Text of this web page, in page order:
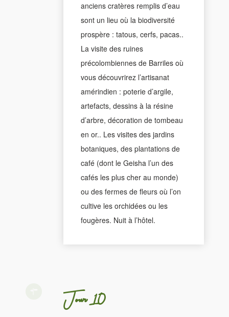
anciens cratères remplis d’eau
sont un lieu où la biodiversité
prospère : tatous, cerfs, pacas..
La visite des ruines
précolombiennes de Barriles où
vous découvrirez l’artisanat
amérindien : poterie d’argile,
artefacts, dessins à la résine
d’arbre, décoration de tombeau
en or.. Les visites des jardins
botaniques, des plantations de
café (dont le Geisha l’un des
cafés les plus cher au monde)
ou des fermes de fleurs où l’on
cultive les orchidées ou les
fougères. Nuit à l’hôtel.
Jour 10